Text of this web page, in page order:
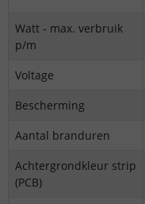
Watt - max. verbruik
p/m
Voltage
Bescherming
Aantal branduren
Achtergrondkleur strip
(PCB)